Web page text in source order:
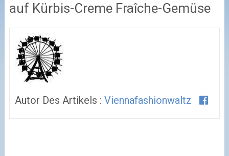
auf Kürbis-Creme Fraîche-Gemüse
Autor Des Artikels : Viennafashionwaltz